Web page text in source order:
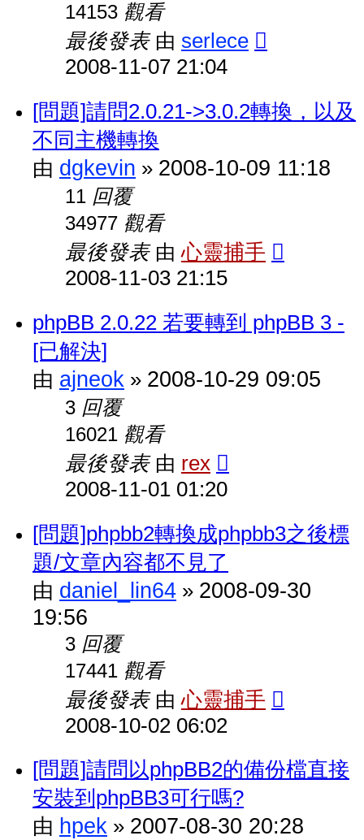
14153 觀看
最後發表 由 serlece
2008-11-07 21:04
[問題]請問2.0.21->3.0.2轉換，以及
不同主機轉換
由 dgkevin » 2008-10-09 11:18
11 回覆
34977 觀看
最後發表 由心靈捕手
2008-11-03 21:15
phpBB 2.0.22 若要轉到 phpBB 3 -
[已解決]
由 ajneok » 2008-10-29 09:05
3 回覆
16021 觀看
最後發表 由 rex
2008-11-01 01:20
[問題]phpbb2轉換成phpbb3之後標
題/文章內容都不見了
由 daniel_lin64 » 2008-09-30
19:56
3 回覆
17441 觀看
最後發表 由心靈捕手
2008-10-02 06:02
[問題]請問以phpBB2的備份檔直接
安裝到phpBB3可行嗎?
由 hpek » 2007-08-30 20:28